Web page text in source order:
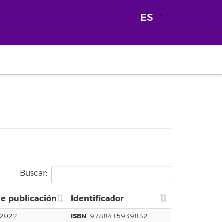
ES
Buscar:
publicación Identificador
ISBN: 9788415939832